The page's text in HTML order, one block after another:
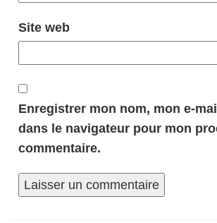
Site web
Enregistrer mon nom, mon e-
dans le navigateur pour mon
commentaire.